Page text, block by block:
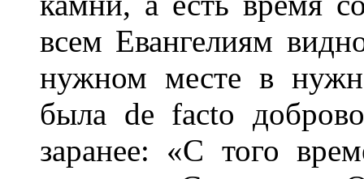
всем Евангелиям
нужном месте в
была de facto
заранее: «С того